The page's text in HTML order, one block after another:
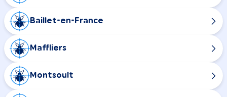
Baillet-en-France
Maffliers
Montsoult